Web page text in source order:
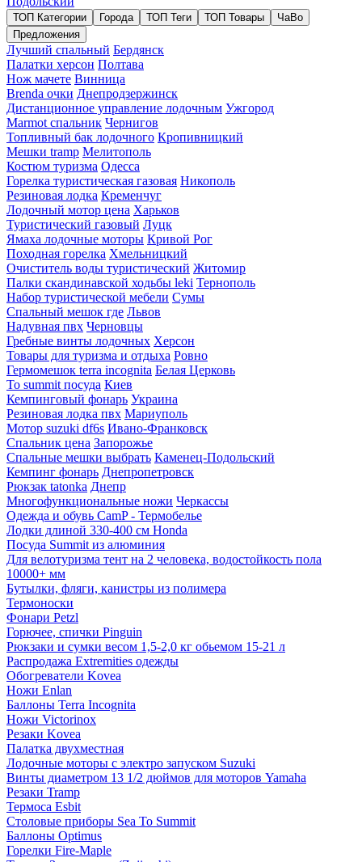
ТОП Категории Города ТОП Теги ТОП Товары
ЧаВо
Предложения
Лучший спальный Бердянск
Палатки херсон Полтава
Нож мачете Винница
Brenda очки Днепродзержинск
Дистанционное управление лодочным Ужгород
Marmot спальник Чернигов
Топливный бак лодочного Кропивницкий
Мешки tramp Мелитополь
Костюм туризма Одесса
Горелка туристическая газовая Никополь
Резиновая лодка Кременчуг
Лодочный мотор цена Харьков
Туристический газовый Луцк
Ямаха лодочные моторы Кривой Рог
Походная горелка Хмельницкий
Очиститель воды туристический Житомир
Палки скандинавской ходьбы leki Тернополь
Набор туристической мебели Сумы
Спальный мешок где Львов
Надувная пвх Черновцы
Гребные винты лодочных Херсон
Товары для туризма и отдыха Ровно
Гермомешок terra incognita Белая Церковь
To summit посуда Киев
Кемпинговый фонарь Украина
Резиновая лодка пвх Мариуполь
Мотор suzuki df6s Ивано-Франковск
Спальник цена Запорожье
Спальные мешки выбрать Каменец-Подольский
Кемпинг фонарь Днепропетровск
Рюкзак tatonka Днепр
Многофункциональные ножи Черкассы
Одежда и обувь CamP - Термобелье
Лодки длиной 330-400 см Honda
Посуда Summit из алюминия
Для велотуризма тент на 2 человека, водостойкость пола
10000+ мм
Бутылки, фляги, канистры из полимера
Термоноски
Фонари Petzl
Горючее, спички Pinguin
Рюкзаки и сумки весом 1,5-2,0 кг обьемом 15-21 л
Распродажа Extremities одежды
Обогреватели Kovea
Ножи Enlan
Баллоны Terra Incognita
Ножи Victorinox
Резаки Kovea
Палатка двухместная
Лодочные моторы с электро запуском Suzuki
Винты диаметром 13 1/2 дюймов для моторов Yamaha
Резаки Tramp
Термоса Esbit
Столовые приборы Sea To Summit
Баллоны Optimus
Горелки Fire-Maple